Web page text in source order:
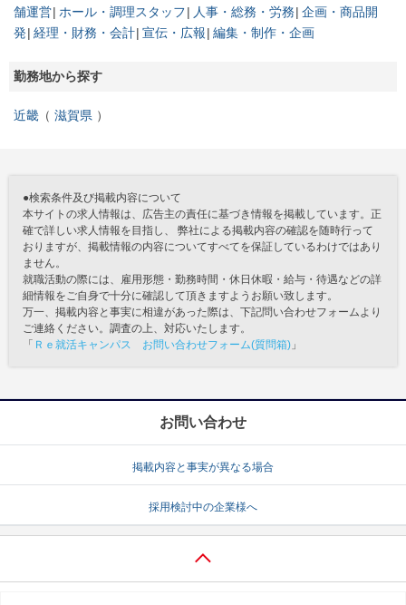
舗運営 ホール・調理スタッフ 人事・総務・労務 企画・商品開
発 経理・財務・会計 宣伝・広報 編集・制作・企画
勤務地から探す
近畿 滋賀県
●検索条件及び掲載内容について
本サイトの求人情報は、広告主の責任に基づき情報を掲載しています。正
確で詳しい求人情報を目指し、 弊社による掲載内容の確認を随時行って
おりますが、掲載情報の内容についてすべてを保証しているわけではあり
ません。
就職活動の際には、雇用形態・勤務時間・休日休暇・給与・待遇などの詳
細情報をご自身で十分に確認して頂きますようお願い致します。
万一、掲載内容と事実に相違があった際は、下記問い合わせフォームより
ご連絡ください。調査の上、対応いたします。
「 Ｒｅ就活キャンパス お問い合わせフォーム(質問箱) 」
お問い合わせ
掲載内容と事実が異なる場合
採用検討中の企業様へ